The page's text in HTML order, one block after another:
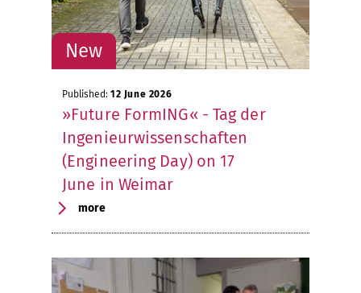
Published: 12 June 2026
»Future FormING« - Tag der
Ingenieurwissenschaften
(Engineering Day) on 17
June in Weimar
more